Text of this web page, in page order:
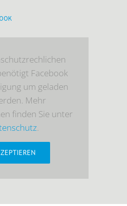
Facebook
um geladen
Mehr
finden Sie unter
.